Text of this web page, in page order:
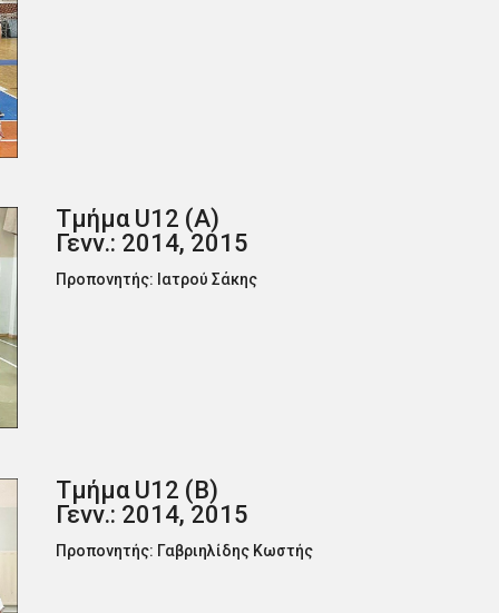
Τμήμα U12 (Α)
Γενν.: 2014, 2015
Προπονητής: Ιατρού Σάκης
Τμήμα U12 (Β)
Γενν.: 2014, 2015
Προπονητής: Γαβριηλίδης Κωστής